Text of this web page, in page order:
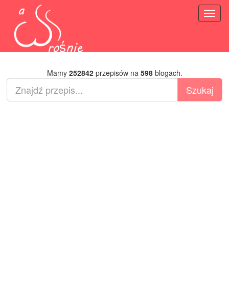
Mamy 252842przepisów na 598blogach.